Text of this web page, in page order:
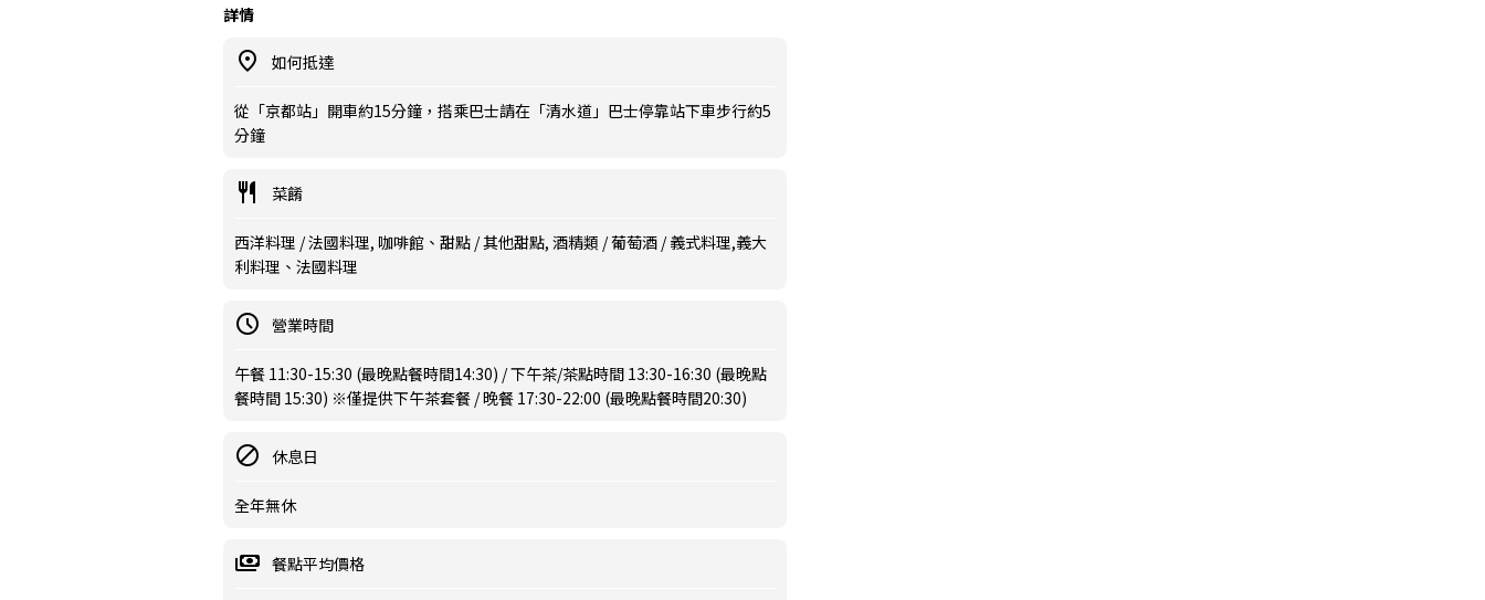
詳情
如何抵達
從「京都站」開車約15分鐘，搭乘巴士請在「清水道」巴士停靠站下車步行約5
分鐘
菜餚
西洋料理 / 法國料理, 咖啡館、甜點 / 其他甜點, 酒精類 / 葡萄酒 / 義式料理,義大
利料理、法國料理
營業時間
午餐 11:30-15:30 (最晚點餐時間14:30) / 下午茶/茶點時間 13:30-16:30 (最晚點
餐時間 15:30) ※僅提供下午茶套餐 / 晚餐 17:30-22:00 (最晚點餐時間20:30)
休息日
全年無休
餐點平均價格